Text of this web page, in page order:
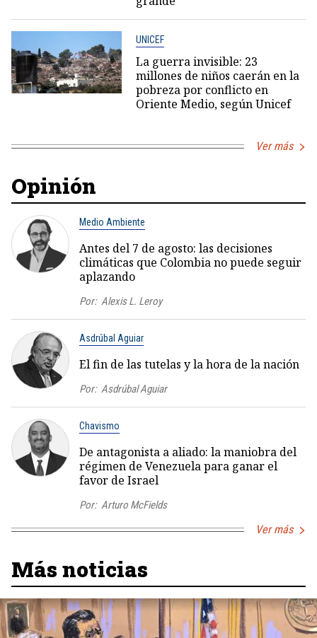
UNICEF
La guerra invisible: 23
millones de niños caerán en la
pobreza por conflicto en
Oriente Medio, según Unicef
Ver más
Opinión
Medio Ambiente
Antes del 7 de agosto: las decisiones
climáticas que Colombia no puede seguir
aplazando
Por: Alexis L. Leroy
Asdrúbal Aguiar
El fin de las tutelas y la hora de la nación
Por: Asdrúbal Aguiar
Chavismo
De antagonista a aliado: la maniobra del
régimen de Venezuela para ganar el
favor de Israel
Por: Arturo McFields
Ver más
Más noticias